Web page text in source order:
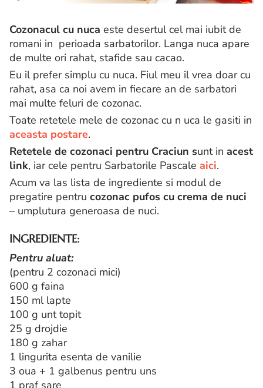
Cozonacul cu nuca este desertul cel mai iubit de
romani in perioada sarbatorilor. Langa nuca apare
de multe ori rahat, stafide sau cacao.
Eu il prefer simplu cu nuca. Fiul meu il vrea doar cu
rahat, asa ca noi avem in fiecare an de sarbatori
mai multe feluri de cozonac.
Toate retetele mele de cozonac cu n uca le gasiti in
aceasta postare.
Retetele de cozonaci pentru Craciun sunt in acest
link, iar cele pentru Sarbatorile Pascale aici.
Acum va las lista de ingrediente si modul de
pregatire pentru cozonac pufos cu crema de nuci
– umplutura generoasa de nuci.
INGREDIENTE:
Pentru aluat:
(pentru 2 cozonaci mici)
600 g faina
150 ml lapte
100 g unt topit
25 g drojdie
180 g zahar
1 lingurita esenta de vanilie
3 oua + 1 galbenus pentru uns
1 praf sare